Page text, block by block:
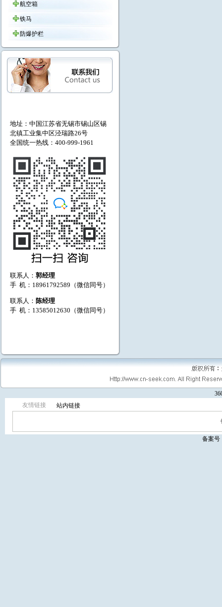
航空箱
铁马
防爆护栏
地址：中国江苏省无锡市锡山区锡
北镇工业集中区泾瑞路26号
全国统一热线：400-999-1961
联系人： 郭经理
手 机：18961792589（微信同号）
联系人： 陈经理
手 机：13585012630（微信同号）
友情链接
站内链接
备案号